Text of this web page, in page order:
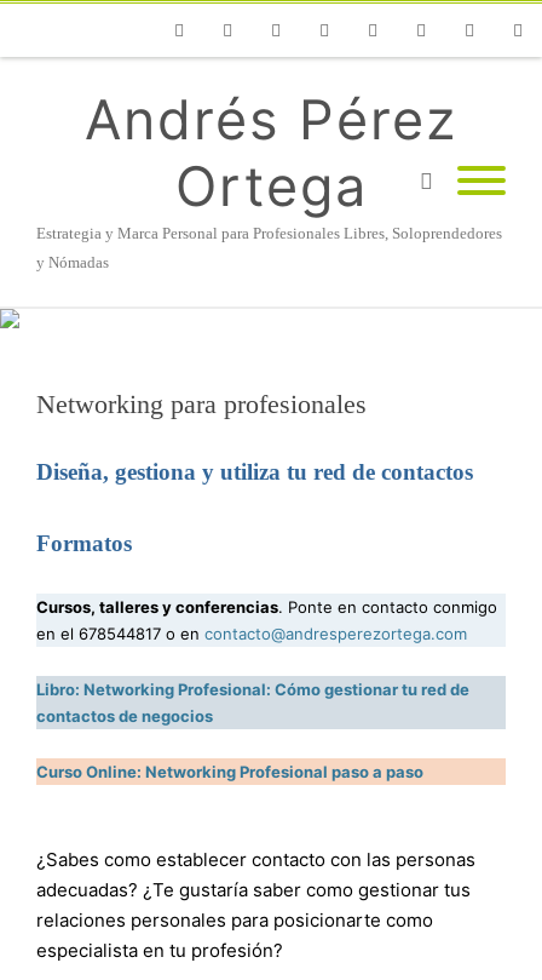
Andrés Pérez
Ortega
Estrategia y Marca Personal para Profesionales Libres, Soloprendedores
y Nómadas
Networking para profesionales
Diseña, gestiona y utiliza tu red de contactos
Formatos
Cursos, talleres y conferencias. Ponte en contacto conmigo
en el 678544817 o en contacto@andresperezortega.com
Libro: Networking Profesional: Cómo gestionar tu red de
contactos de negocios
Curso Online: Networking Profesional paso a paso
¿Sabes como establecer contacto con las personas
adecuadas? ¿Te gustaría saber como gestionar tus
relaciones personales para posicionarte como
especialista en tu profesión?